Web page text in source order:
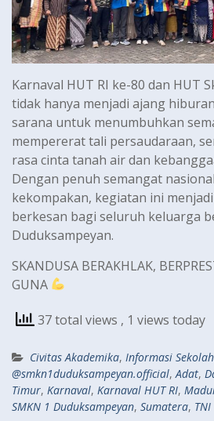
Karnaval HUT RI ke-80 dan HUT
tidak hanya menjadi ajang
sarana untuk menumbuhkan
mempererat tali persaudaraan,
rasa cinta tanah air dan
Dengan penuh semangat
kekompakan, kegiatan ini
berkesan bagi seluruh keluarga
Duduksampeyan.
SKANDUSA BERAKHLAK,
GUNA
37 total views , 1 views today
Civitas Akademika, Informasi Sekolah
@smkn1duduksampeyan.official, Adat,
Timur, Karnaval, Karnaval HUT RI,
SMKN 1 Duduksampeyan, Sumatera, TNI